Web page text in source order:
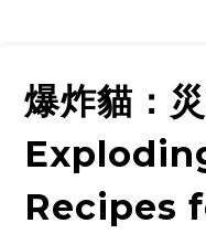
爆炸貓：
Recipes